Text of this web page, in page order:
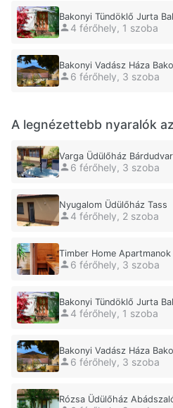
Bakonyi Tündöklő Jurta
4 férőhely, 1 szoba
Bakonyi Vadász Háza
6 férőhely, 3 szoba
A legnézettebb nyaralók
Varga Üdülőház
6 férőhely, 3 szoba
Nyugalom Üdülőház Tass
4 férőhely, 2 szoba
Timber Home
6 férőhely, 3 szoba
Bakonyi Tündöklő Jurta
4 férőhely, 1 szoba
Bakonyi Vadász Háza
6 férőhely, 3 szoba
Rózsa Üdülőház